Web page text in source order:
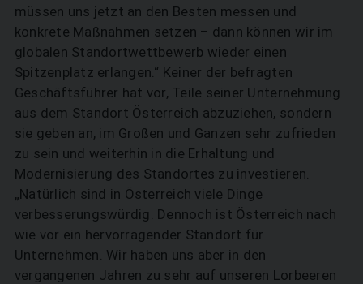
müssen uns jetzt an den Besten messen und
konkrete Maßnahmen setzen – dann können wir im
globalen Standortwettbewerb wieder einen
Spitzenplatz erlangen.“ Keiner der befragten
Geschäftsführer hat vor, Teile seiner Unternehmung
aus dem Standort Österreich abzuziehen, sondern
sie geben an, im Großen und Ganzen sehr zufrieden
zu sein und weiterhin in die Erhaltung und
Modernisierung des Standortes zu investieren.
„Natürlich sind in Österreich viele Dinge
verbesserungswürdig. Dennoch ist Österreich nach
wie vor ein hervorragender Standort für
Unternehmen. Wir haben uns aber in den
vergangenen Jahren zu sehr auf unseren Lorbeeren